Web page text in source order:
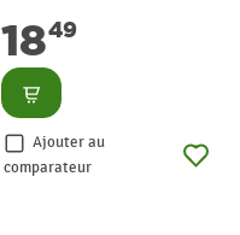
1849
Consulter
Ajouter au
comparateur